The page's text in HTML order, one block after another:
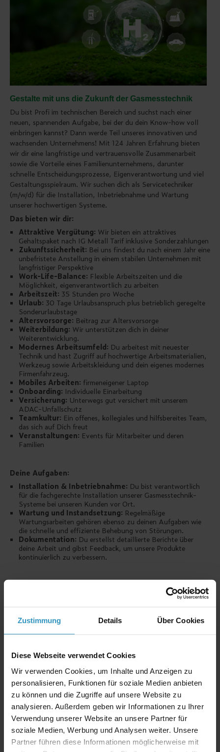
Zustimmung Details Über Cookies
Diese Webseite verwendet Cookies
Wir verwenden Cookies, um Inhalte und Anzeigen zu
personalisieren, Funktionen für soziale Medien anbieten
zu können und die Zugriffe auf unsere Website zu
analysieren. Außerdem geben wir Informationen zu Ihrer
Verwendung unserer Website an unsere Partner für
soziale Medien, Werbung und Analysen weiter. Unsere
Partner führen diese Informationen möglicherweise mit
Gestalte mit uns die Zukunft der Gasmesstechnik
Du bist Profi im technischen Bereich und suchst nach einer
neuen, spannenden Aufgabe, bei der du dein Know-how voll
einbringen kannst? Dann werde Teil unseres innovativen und
wachsenden Unternehmens! Mit 124 Jahren Erfahrung bieten
wir dir eine langfristige und vertrauensvolle Zusammenarbeit
sowie die Vorteile eines Familienunternehmens, darunter
schnelle Entscheidungsprozesse, Eigenverantwortung und viel
Gestaltungsspielraum. Wir suchen dich als Servicetechniker
(m/w/d) für die Installation, Inbetriebnahme und Wartung
unserer hochwertigen Systeme.
Das bieten wir dir:
Attraktive Vergütung: Wir bieten ein attraktives
Gehaltspaket nach IG Metall Tarif inklusive Sonderzahlungen
Zukunftssicherheit: Bei uns findest du nach einem Jahr eine
unbefristete Anstellung in einem stabilen Unternehmen mit
langfristiger Perspektive
Work-Life-Balance: Flexible Arbeitszeiten und die
Möglichkeit, eigenverantwortlich zu arbeiten
Arbeitszeit: 35 Stunden pro Woche
Urlaub: 30 Tage Urlaubsanspruch plus betrieblich geregelte
Sonderurlaubstage
Altersvorsorge: Beitrag zur Altersvorsorge
Weiterbildung: Wir unterstützen dich in deiner
Weiterentwicklung.
Modernes Arbeitsumfeld: Du arbeitest mit neuester
Technik und hast Zugriff auf hochwertige Arbeitsmaterialien,
Werkzeug sowie Arbeitskleidung und dein eigenes modernes
Firmenfahrzeug.
Mobiles Arbeiten: firmeneigener Laptop
Onboarding: Individuelle Einarbeitung
Versicherung: Unterwegs gut versichert mit unserem
ADAC-Unfallschutz
Teamkultur: Ein offenes, kollegiales und hilfsbereites Team,
das sich auf Dich freut
Veranstaltungen: Events für Mitarbeiter und deren
Familien
Deine Aufgaben:
Installation & Inbetriebnahme: Du bist verantwortlich
für die fachgerechte Installation unserer Gasmesstechnik-
Systeme bei unseren Kunden vor Ort.
Wartung und Instandsetzung: Regelmäßige
Wartungsarbeiten gehören ebenso zu deinen Aufgaben wie
die schnelle und effiziente Behebung von Störungen.
Dokumentation: Du erstellst detaillierte Berichte über
deine Arbeit und gibst Feedback, um unsere Produkte
kontinuierlich zu verbessern.
Eine abgeschlossene
Berufsausbildung in dem Bereich Mechatronik, Elektrotechnik
oder vergleichbare Qualifikationen
Erfahrung:Idealerweise Berufserfahrung im technischen
Service
packst Herausforderungen direkt an.
Kundenorientierung:Du hast ein sicheres Auftreten, eine
gute Kommunikationsfähigkeit und einen hohen Anspruch an
Qualität und Service.
Sprache:Du beherrschst die deutsche Sprache (mind.
Sprachniveau B2)
Reisebereitschaft:Für diese Position ist eine hohe
Reisebereitschaft erforderlich, um unsere Kunden
deutschlandweit zu betreuen.
Führerschein: Klasse B
Das klingt nach einem Perfect Match für dich? Dann verliere